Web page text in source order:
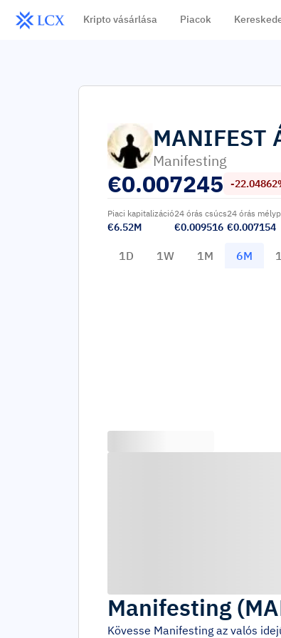
Kripto vásárlása Piacok
MANIFEST
Manifesting
€0.007245 -
Piaci kapitalizáció
€6.52M
24 órás csúcs
€0.009516
24 órás
€0.007154
1D 1W 1M 6M
Manifesting(
Kövesse Manifesting az valós